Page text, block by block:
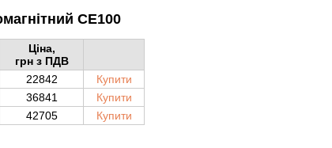
CE100
Ціна,
грн з ПДВ
22842
Купити
36841
Купити
42705 Купити